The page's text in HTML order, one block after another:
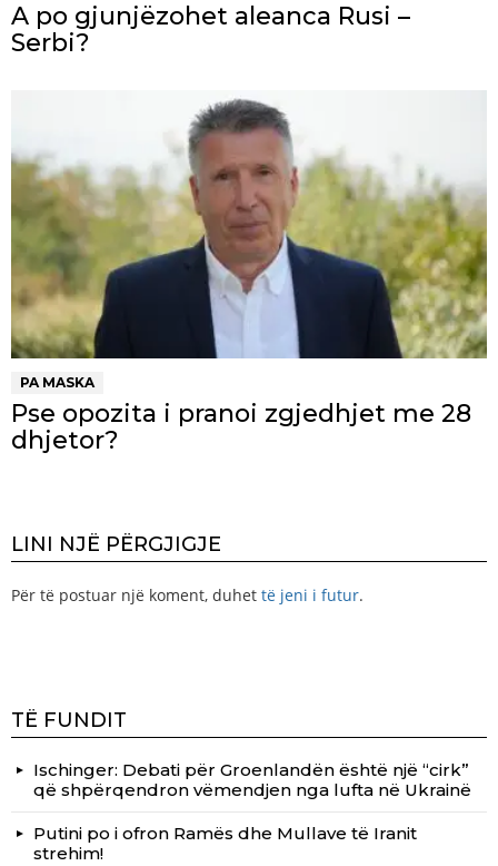
A po gjunjëzohet aleanca Rusi –
Serbi?
PA MASKA
Pse opozita i pranoi zgjedhjet me 28
dhjetor?
LINI NJË PËRGJIGJE
Për të postuar një koment, duhet të jeni i futur.
TË FUNDIT
Ischinger: Debati për Groenlandën është një “cirk”
që shpërqendron vëmendjen nga lufta në Ukrainë
Putini po i ofron Ramës dhe Mullave të Iranit
strehim!